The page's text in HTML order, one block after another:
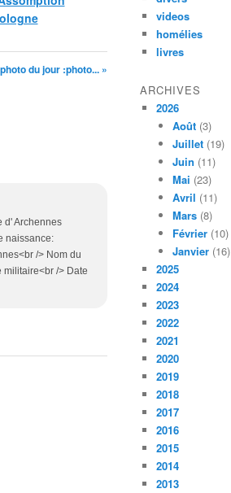
photo du jour :photo... »
d' Archennes
naissance:
/> Nom du
militaire<br /> Date
videos
homélies
livres
ARCHIVES
2026
Août (3)
Juillet (19)
Juin (11)
Mai (23)
Avril (11)
Mars (8)
Février (10)
Janvier (16)
2025
2024
2023
2022
2021
2020
2019
2018
2017
2016
2015
2014
2013